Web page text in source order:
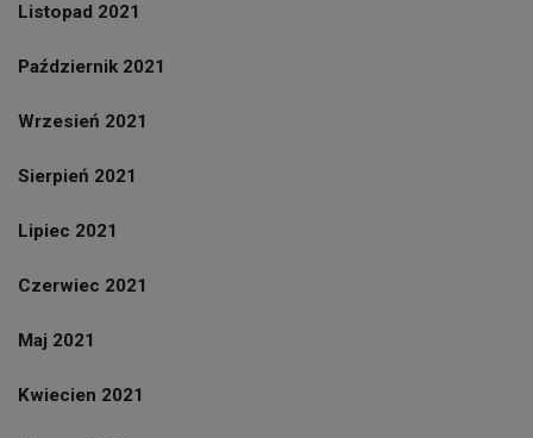
Listopad 2021
Październik 2021
Wrzesień 2021
Sierpień 2021
Lipiec 2021
Czerwiec 2021
Maj 2021
Kwiecien 2021